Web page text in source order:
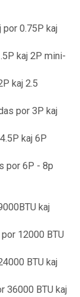
0.75P kaj
kaj 2P mini-
kaj 2.5
por 3P kaj
kaj 6P
por 6P - 8p
kaj
12000 BTU
BTU kaj
36000 BTU kaj